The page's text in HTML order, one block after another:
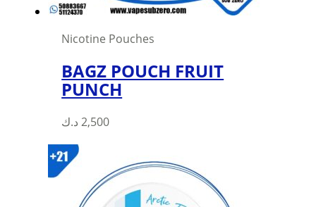
Nicotine Pouches
BAGZ POUCH FRUIT
PUNCH
2,500 د.ك
This
multiple
variants.